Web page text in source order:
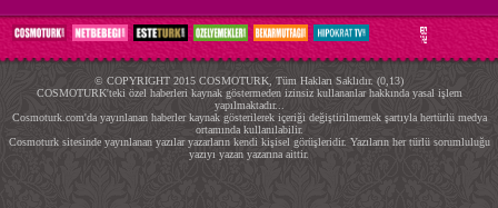
© COPYRIGHT 2015 COSMOTURK, Tüm Hakları Saklıdır. (0,13)
COSMOTURK'teki özel haberleri kaynak göstermeden izinsiz kullananlar hakkında yasal işlem
yapılmaktadır...
Cosmoturk.com'da yayınlanan haberler kaynak gösterilerek içeriği değiştirilmemek şartıyla hertürlü medya
ortamında kullanılabilir.
Cosmoturk sitesinde yayınlanan yazılar yazarların kendi kişisel görüşleridir. Yazıların her türlü sorumluluğu
yazıyı yazan yazarına aittir.